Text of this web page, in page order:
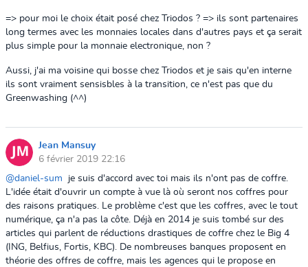
=> pour moi le choix était posé chez Triodos ? => ils sont partenaires
long termes avec les monnaies locales dans d'autres pays et ça serait
plus simple pour la monnaie electronique, non ?
Aussi, j'ai ma voisine qui bosse chez Triodos et je sais qu'en interne
ils sont vraiment sensisbles à la transition, ce n'est pas que du
Greenwashing (^^)
Jean Mansuy
6 février 2019 22:16
@daniel-sum
je suis d'accord avec toi mais ils n'ont pas de coffre.
L'idée était d'ouvrir un compte à vue là où seront nos coffres pour
des raisons pratiques. Le problème c'est que les coffres, avec le tout
numérique, ça n'a pas la côte. Déjà en 2014 je suis tombé sur des
articles qui parlent de réductions drastiques de coffre chez le Big 4
(ING, Belfius, Fortis, KBC). De nombreuses banques proposent en
théorie des offres de coffre, mais les agences qui le propose en